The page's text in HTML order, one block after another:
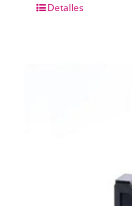
Detalles